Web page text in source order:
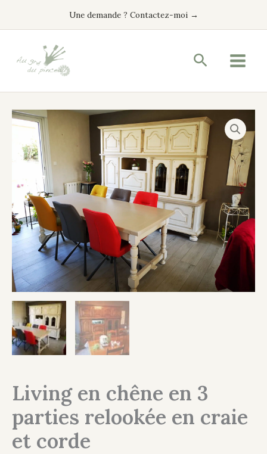
Une demande ? Contactez-moi →
Living en chêne en 3
parties relookée en craie
et corde